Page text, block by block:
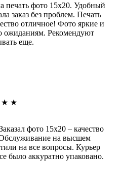
печать фото 15х20. Удобный
заказ без проблем. Печать
отличное! Фото яркие и
ожиданиям. Рекомендуют
еще.
★ ★
фото 15х20 – качество
на высшем
на все вопросы. Курьер
было аккуратно упаковано.